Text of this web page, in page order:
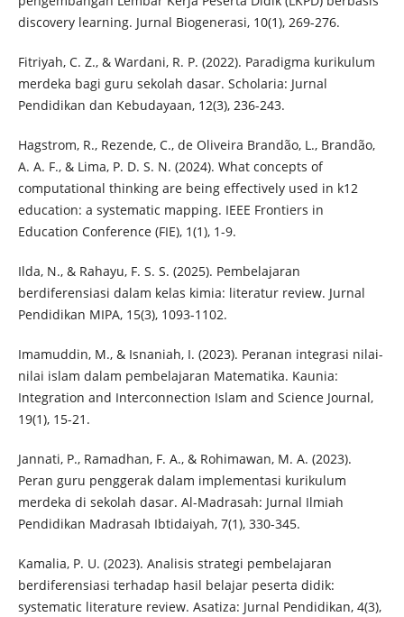
discovery learning. Jurnal Biogenerasi, 10(1), 269-276.
Fitriyah, C. Z., & Wardani, R. P. (2022). Paradigma kurikulum
merdeka bagi guru sekolah dasar. Scholaria: Jurnal
Pendidikan dan Kebudayaan, 12(3), 236-243.
Hagstrom, R., Rezende, C., de Oliveira Brandão, L., Brandão,
A. A. F., & Lima, P. D. S. N. (2024). What concepts of
computational thinking are being effectively used in k12
education: a systematic mapping. IEEE Frontiers in
Education Conference (FIE), 1(1), 1-9.
Ilda, N., & Rahayu, F. S. S. (2025). Pembelajaran
berdiferensiasi dalam kelas kimia: literatur review. Jurnal
Pendidikan MIPA, 15(3), 1093-1102.
Imamuddin, M., & Isnaniah, I. (2023). Peranan integrasi nilai-
nilai islam dalam pembelajaran Matematika. Kaunia:
Integration and Interconnection Islam and Science Journal,
19(1), 15-21.
Jannati, P., Ramadhan, F. A., & Rohimawan, M. A. (2023).
Peran guru penggerak dalam implementasi kurikulum
merdeka di sekolah dasar. Al-Madrasah: Jurnal Ilmiah
Pendidikan Madrasah Ibtidaiyah, 7(1), 330-345.
Kamalia, P. U. (2023). Analisis strategi pembelajaran
berdiferensiasi terhadap hasil belajar peserta didik:
systematic literature review. Asatiza: Jurnal Pendidikan, 4(3),